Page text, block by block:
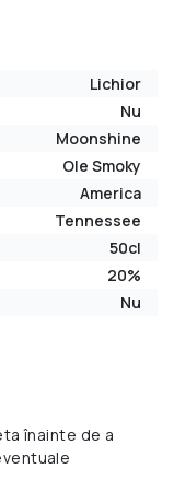
Lichior
Nu
Moonshine
Ole Smoky
America
Tennessee
50cl
20%
Nu
înainte de a